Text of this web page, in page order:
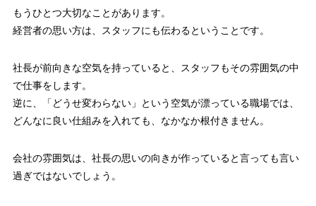
もうひとつ大切なことがあります。
経営者の思い方は、スタッフにも伝わるということです。
社長が前向きな空気を持っていると、スタッフもその雰囲気の中
で仕事をします。
逆に、「どうせ変わらない」という空気が漂っている職場では、
どんなに良い仕組みを入れても、なかなか根付きません。
会社の雰囲気は、社長の思いの向きが作っていると言っても言い
過ぎではないでしょう。